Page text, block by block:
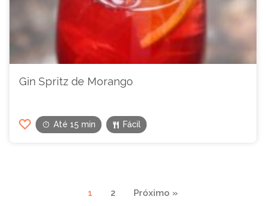
Gin Spritz de Morango
Até 15 min Fácil
1 2 Próximo »